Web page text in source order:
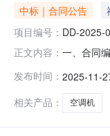
中标｜合同公告
项目编号： DD-2025-
正文内容： 一、合同
福州市晋
发布时间： 2025-11-
相关产品：
空调机